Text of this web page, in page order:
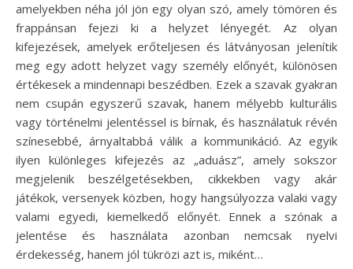
amelyekben néha jól jön egy olyan szó, amely tömören és
frappánsan fejezi ki a helyzet lényegét. Az olyan
kifejezések, amelyek erőteljesen és látványosan jelenítik
meg egy adott helyzet vagy személy előnyét, különösen
értékesek a mindennapi beszédben. Ezek a szavak gyakran
nem csupán egyszerű szavak, hanem mélyebb kulturális
vagy történelmi jelentéssel is bírnak, és használatuk révén
színesebbé, árnyaltabbá válik a kommunikáció. Az egyik
ilyen különleges kifejezés az „aduász”, amely sokszor
megjelenik beszélgetésekben, cikkekben vagy akár
játékok, versenyek közben, hogy hangsúlyozza valaki vagy
valami egyedi, kiemelkedő előnyét. Ennek a szónak a
jelentése és használata azonban nemcsak nyelvi
érdekesség, hanem jól tükrözi azt is, miként…